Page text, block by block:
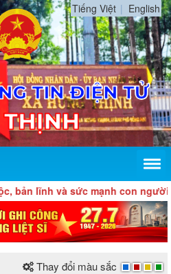
Tiếng Việt English
lĩnh và sức mạnh con người
Thay đổi màu sắc